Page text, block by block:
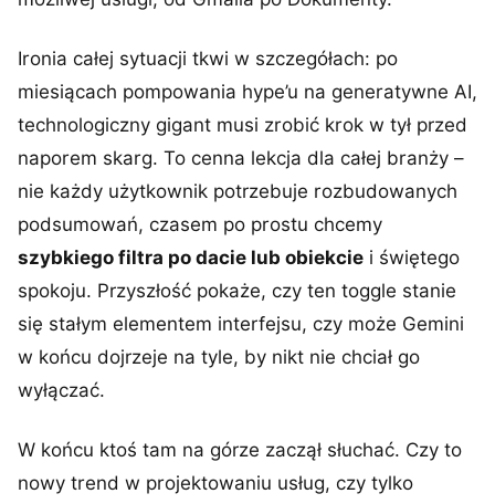
Ironia całej sytuacji tkwi w szczegółach: po
miesiącach pompowania hype’u na generatywne AI,
technologiczny gigant musi zrobić krok w tył przed
naporem skarg. To cenna lekcja dla całej branży –
nie każdy użytkownik potrzebuje rozbudowanych
podsumowań, czasem po prostu chcemy
szybkiego filtra po dacie lub obiekcie i świętego
spokoju. Przyszłość pokaże, czy ten toggle stanie
się stałym elementem interfejsu, czy może Gemini
w końcu dojrzeje na tyle, by nikt nie chciał go
wyłączać.
W końcu ktoś tam na górze zaczął słuchać. Czy to
nowy trend w projektowaniu usług, czy tylko